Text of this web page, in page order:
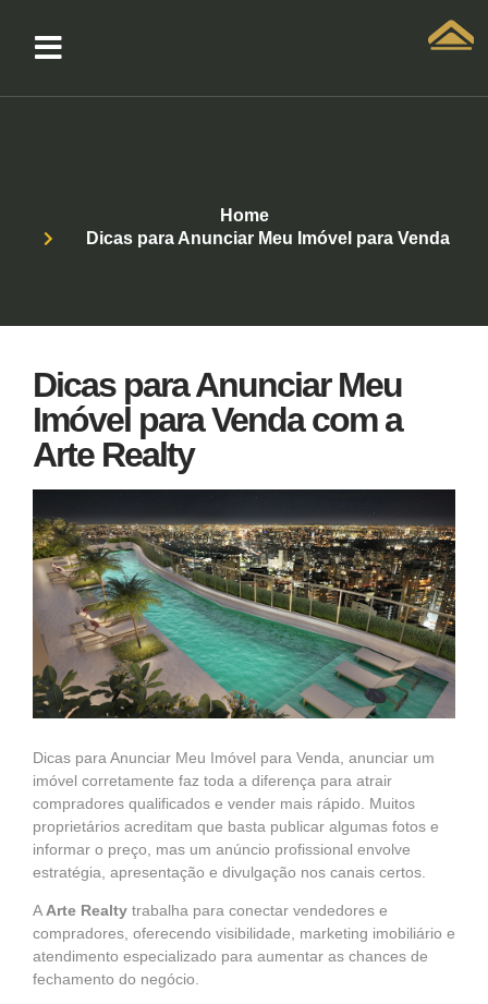
Home
Dicas para Anunciar Meu Imóvel para Venda
Dicas para Anunciar Meu
Imóvel para Venda com a
Arte Realty
Dicas para Anunciar Meu Imóvel para Venda, anunciar um
imóvel corretamente faz toda a diferença para atrair
compradores qualificados e vender mais rápido. Muitos
proprietários acreditam que basta publicar algumas fotos e
informar o preço, mas um anúncio profissional envolve
estratégia, apresentação e divulgação nos canais certos.
A Arte Realty trabalha para conectar vendedores e
compradores, oferecendo visibilidade, marketing imobiliário e
atendimento especializado para aumentar as chances de
fechamento do negócio.